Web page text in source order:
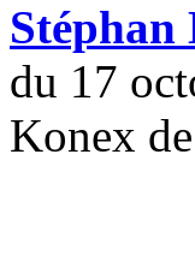
Stéphan
du 17
Konex